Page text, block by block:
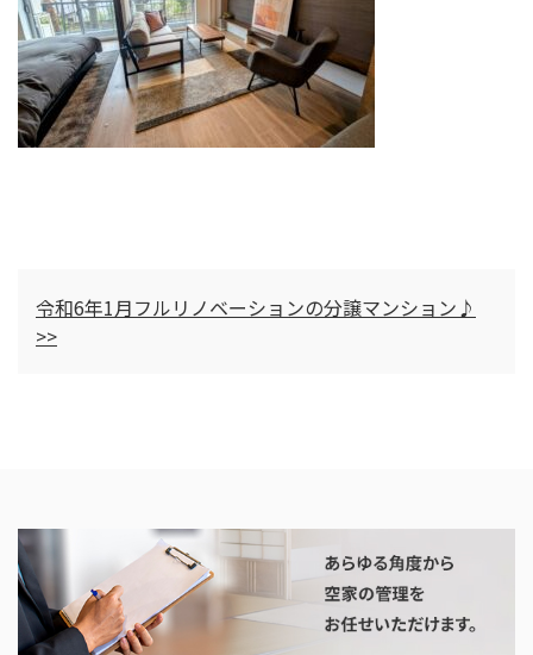
令和6年1月フルリノベーションの分譲マンション♪
>>